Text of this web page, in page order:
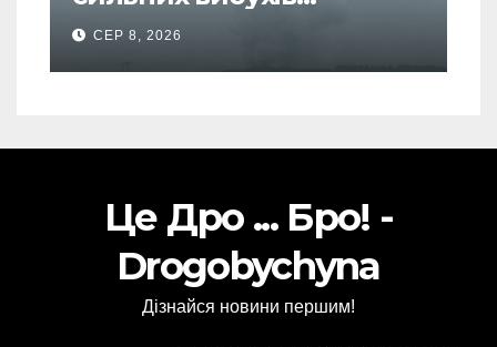
почалася масова
евакуація
СЕР 8, 2026
Це Дро ... Бро! -
Drogobychyna
Дізнайся новини першим!